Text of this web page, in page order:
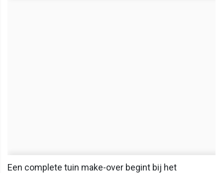
Een complete tuin make-over begint bij het